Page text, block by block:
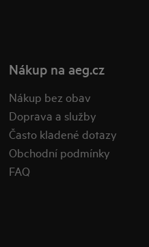
Nákup na aeg.cz
Nákup bez obav
Doprava a služby
Často kladené dotazy
Obchodní podmínky
FAQ